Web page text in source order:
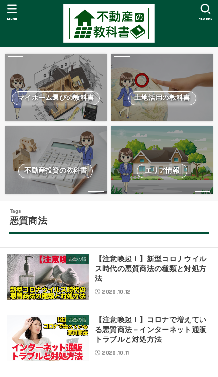
SEARCH
MENU
マイホーム選びの教科書 土地活用の教科書
不動産投資の教科書 エリア情報
悪質商法
お金の話
【注意喚起！】新型コロナウイル
ス時代の悪質商法の種類と対処方
法
2020.10.12
お金の話
【注意喚起！】コロナで増えてい
る悪質商法－インターネット通販
トラブルと対処方法
2020.10.11